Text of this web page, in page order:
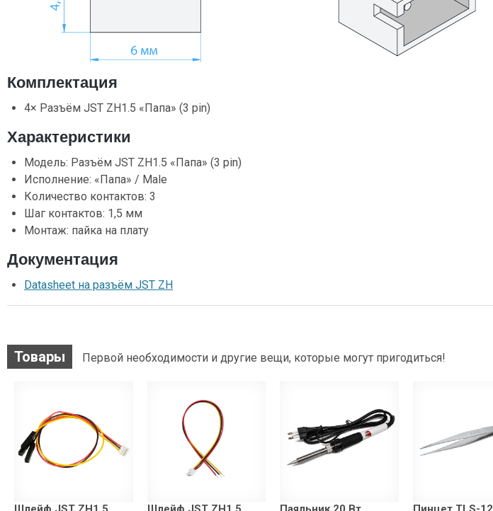
Комплектация
4× Разъём JST ZH1.5 «Папа» (3 pin)
Характеристики
Модель: Разъём JST ZH1.5 «Папа» (3 pin)
Исполнение: «Папа» / Male
Количество контактов: 3
Шаг контактов: 1,5 мм
Монтаж: пайка на плату
Документация
Datasheet на разъём JST ZH
Товары Первой необходимости и другие вещи, которые могут пригодиться!